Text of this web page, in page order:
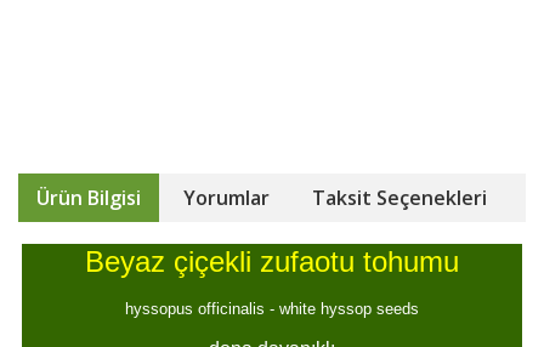
Ürün Bilgisi Yorumlar Taksit Seçenekleri
Beyaz çiçekli zufaotu tohumu
hyssopus officinalis - white hyssop seeds